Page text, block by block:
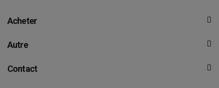
Acheter
Autre
Contact